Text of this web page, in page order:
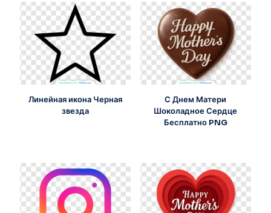
Линейная икона Черная
звезда
С Днем Матери
Шоколадное Сердце
Бесплатно PNG